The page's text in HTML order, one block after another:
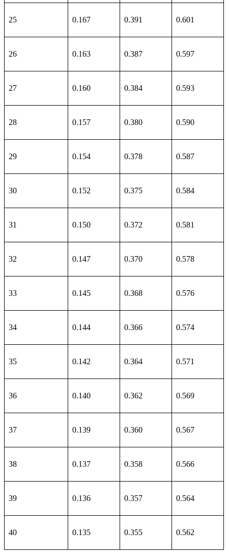
25 0.167 0.391 0.601
26 0.163 0.387 0.597
27 0.160 0.384 0.593
28 0.157 0.380 0.590
29 0.154 0.378 0.587
30 0.152 0.375 0.584
31 0.150 0.372 0.581
32 0.147 0.370 0.578
33 0.145 0.368 0.576
34 0.144 0.366 0.574
35 0.142 0.364 0.571
36 0.140 0.362 0.569
37 0.139 0.360 0.567
38 0.137 0.358 0.566
39 0.136 0.357 0.564
40 0.135 0.355 0.562